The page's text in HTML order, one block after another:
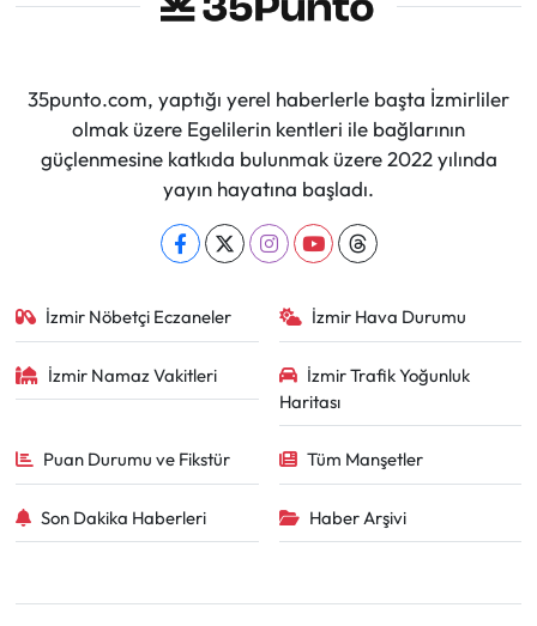
35punto.com, yaptığı yerel haberlerle başta İzmirliler
olmak üzere Egelilerin kentleri ile bağlarının
güçlenmesine katkıda bulunmak üzere 2022 yılında
yayın hayatına başladı.
İzmir Nöbetçi Eczaneler İzmir Hava Durumu
İzmir Namaz Vakitleri
İzmir Trafik Yoğunluk
Haritası
Puan Durumu ve Fikstür Tüm Manşetler
Son Dakika Haberleri Haber Arşivi